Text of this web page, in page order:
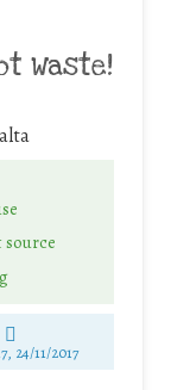
Waste!
24/11/2017